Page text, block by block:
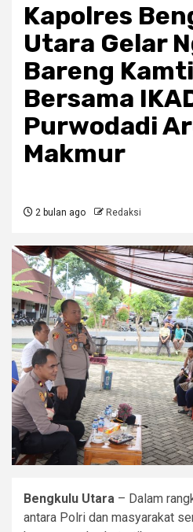
Kapolres
Utara Gelar
Bareng
Bersama
Purwodadi
Makmur
2 bulan ago Redaksi
Bengkulu Utara – Dalam
antara Polri dan masyarakat